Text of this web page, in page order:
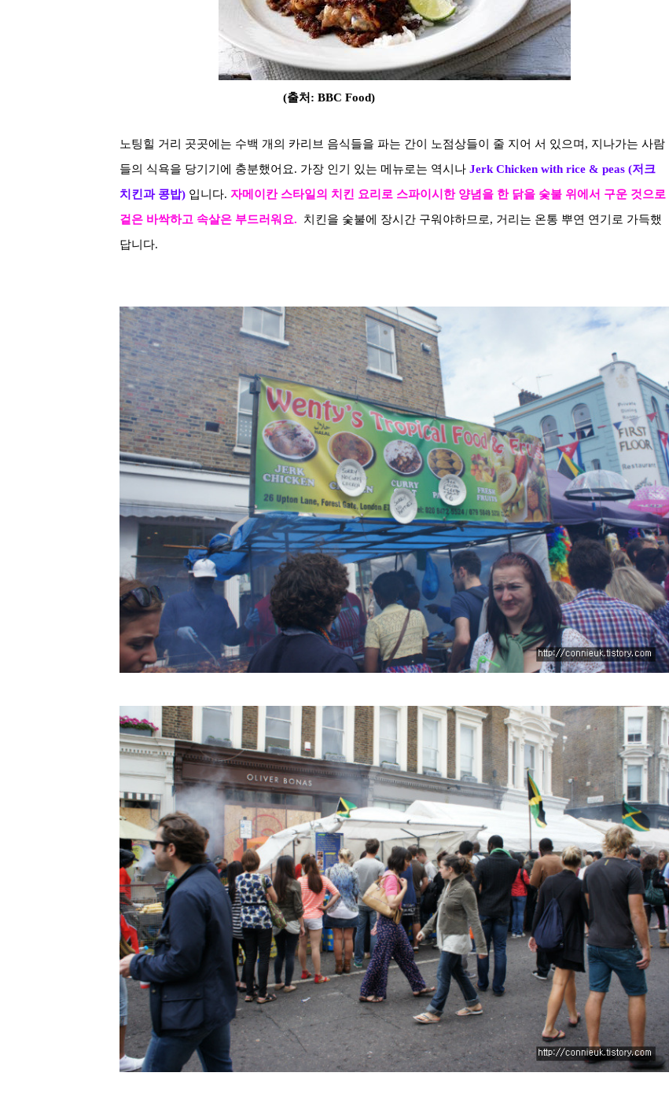
(출처: BBC Food)
노팅힐 거리 곳곳에는 수백 개의 카리브 음식들을 파는 간이 노점상들이 줄 지어 서 있으며 , 지나가는 사람
들의 식욕을 당기기에 충분했어요. 가장 인기 있는 메뉴로는 역시나 Jerk Chicken with rice & peas (저크
치킨과 콩밥) 입니다. 자메이칸 스타일의 치킨 요리로 스파이시한 양념을 한 닭을 숯불 위에서 구운 것으로
겉은 바싹하고 속살은 부드러워요.
치킨을 숯불에 장시간 구워야하므로, 거리는 온통 뿌연 연기로 가득했
답니다.